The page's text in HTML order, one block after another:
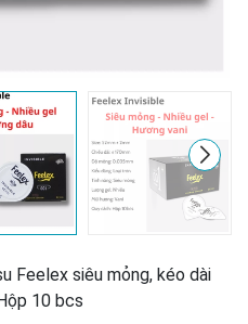
Feelex siêu mỏng, kéo dài
10 bcs